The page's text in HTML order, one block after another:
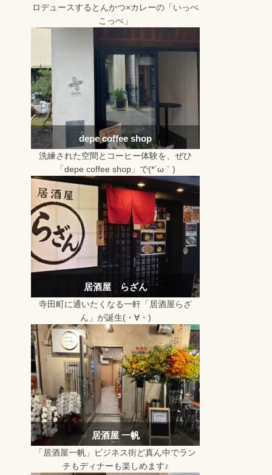
ロデュースするとんかつ×カレーの「いっぺ
こっぺ」
depe coffee shop
洗練された空間とコーヒー体験を、ぜひ
「depe coffee shop」で(*´ω｀)
居酒屋 らざん
寺田町に通いたくなる一軒「居酒屋らざ
ん」が誕生(・∀・)
居酒屋 一帆
「居酒屋一帆」ビジネス街ど真ん中でラン
チもディナーも楽しめます♪